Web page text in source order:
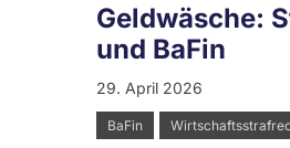
Geldwäsche:
und BaFin
29. April 2026
BaFin